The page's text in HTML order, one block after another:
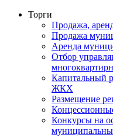
Торги
Продажа,
Продажа
Аренда
Отбор
Капитальный
ЖКХ
Размещение
Конкурсы на